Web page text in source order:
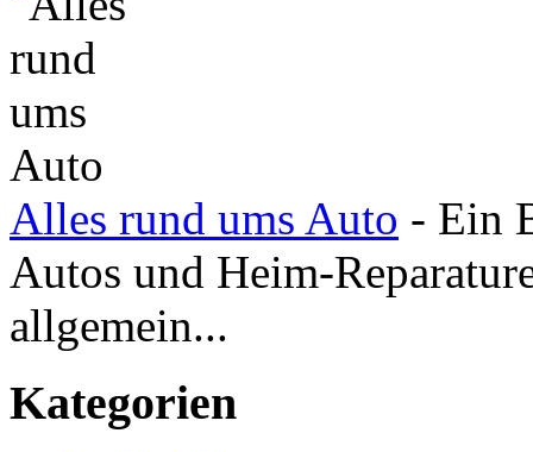
Alles rund ums Auto - Ein
Autos und Heim-
allgemein...
Kategorien